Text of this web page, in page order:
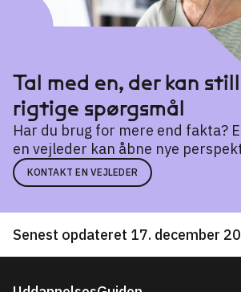
Institut Sankt Joseph
København
International School Ikast-Brande
Ikast-Brande
Kirstine Seligmanns Skole
Vejle
Klostermarksskolen
Roskilde
Kolding Realskole
Kolding
Silkeborg
Tal med en, der kan
rigtige spørgsmål
Har du brug for mere end fakta?
en vejleder kan åbne nye
KONTAKT EN VEJLEDER
Senest opdateret 17. december